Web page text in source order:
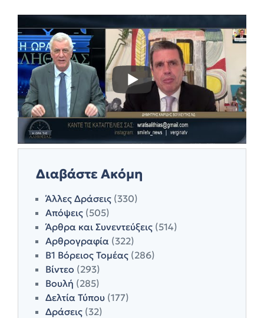
Διαβάστε Ακόμη
Άλλες Δράσεις (330)
Απόψεις (505)
Άρθρα και Συνεντεύξεις (514)
Αρθρογραφία (322)
Β1 Βόρειος Τομέας (286)
Βίντεο (293)
Βουλή (285)
Δελτία Τύπου (177)
Δράσεις (32)